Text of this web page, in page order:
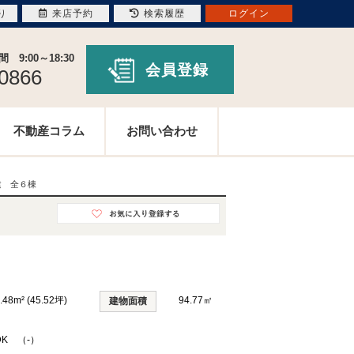
9:00～18:30
会員登録
不動産コラム お問い合わせ
全６棟
(45.52坪) 建物面積 94.77㎡
（-）
来店予約 検索履歴 ログイン